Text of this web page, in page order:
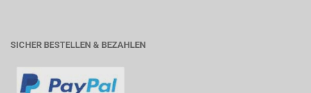
SICHER BESTELLEN & BEZAHLEN